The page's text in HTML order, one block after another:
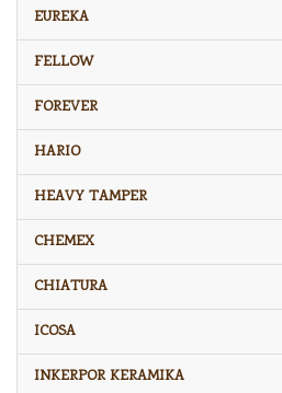
EUREKA
FELLOW
FOREVER
HARIO
HEAVY TAMPER
CHEMEX
CHIATURA
ICOSA
INKERPOR KERAMIKA